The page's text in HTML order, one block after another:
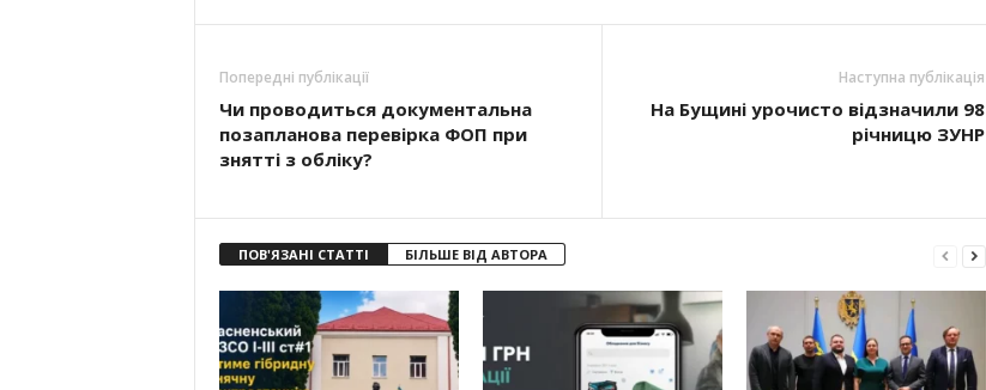
Попередні публікації
Чи проводиться документальна
позапланова перевірка ФОП при
знятті з обліку?
Наступна публікація
На Бущині урочисто відзначили 98
річницю ЗУНР
ПОВ'ЯЗАНІ СТАТТІ БІЛЬШЕ ВІД АВТОРА